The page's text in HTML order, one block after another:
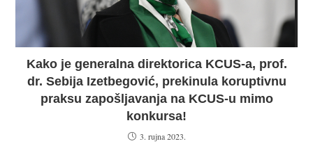
Kako je generalna direktorica KCUS-a, prof.
dr. Sebija Izetbegović, prekinula koruptivnu
praksu zapošljavanja na KCUS-u mimo
konkursa!
3. rujna 2023.